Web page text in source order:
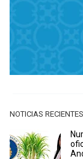
NOTICIAS RECIENTES